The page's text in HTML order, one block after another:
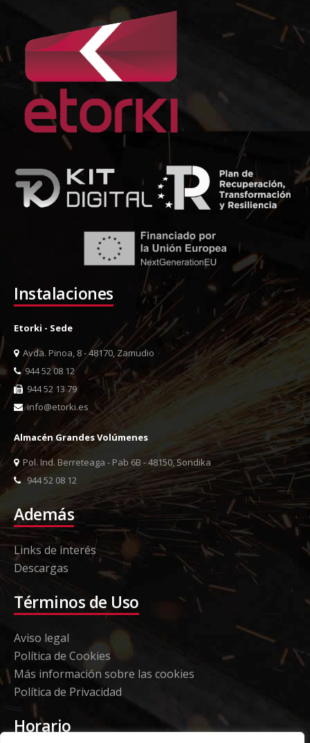
Instalaciones
Etorki - Sede
Avda. Pinoa, 8 - 48170, Zamudio
944 52 08 12
944 52 13 79
info@etorki.es
Almacén Grandes Volúmenes
Pol. Ind. Berreteaga - Pab 6B - 48150, Sondika
944 52 08 12
Además
Links de interés
Descargas
Términos de Uso
Aviso legal
Política de Cookies
Más información sobre las cookies
Política de Privacidad
Horario